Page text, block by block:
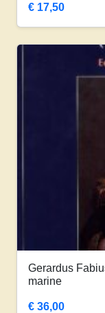
€ 17,50
Gerardus
marine
€ 36,00